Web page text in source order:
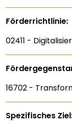
Förderrichtlinie:
02411 -
16702 -
Spezifisches